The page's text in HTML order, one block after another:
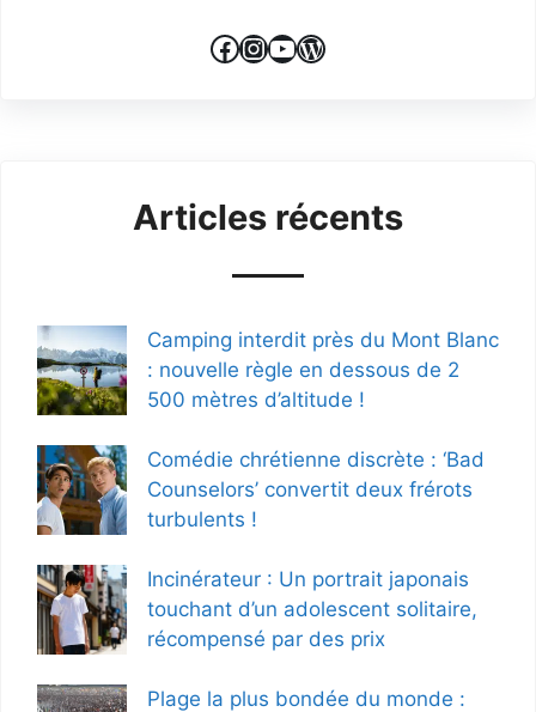
Facebook
Instagram
YouTube
WordPress
Articles récents
Camping interdit près du Mont Blanc
: nouvelle règle en dessous de 2
500 mètres d’altitude !
Comédie chrétienne discrète : ‘Bad
Counselors’ convertit deux frérots
turbulents !
Incinérateur : Un portrait japonais
touchant d’un adolescent solitaire,
récompensé par des prix
Plage la plus bondée du monde :